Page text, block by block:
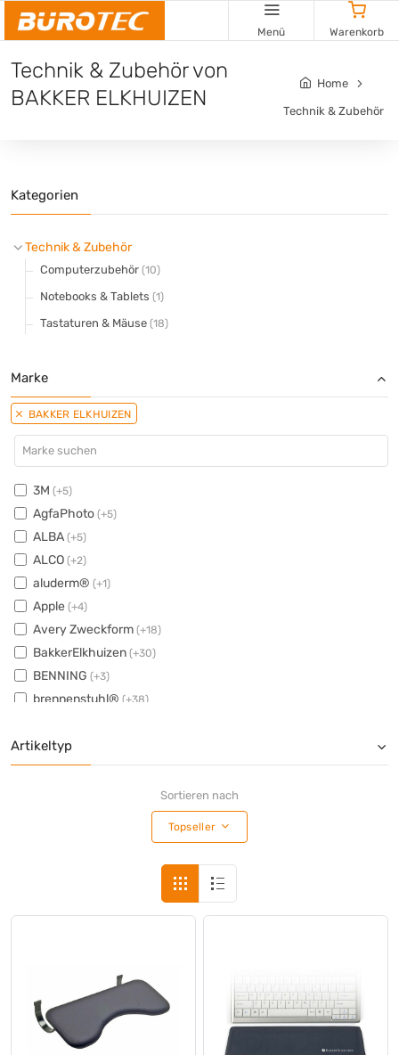
Menü Warenkorb
Technik & Zubehör von
BAKKER ELKHUIZEN
Home
Technik & Zubehör
Kategorien
Technik & Zubehör
Computerzubehör (10)
Notebooks & Tablets (1)
Tastaturen & Mäuse (18)
Marke
BAKKER ELKHUIZEN
3M (+5)
AgfaPhoto (+5)
ALBA (+5)
ALCO (+2)
aluderm® (+1)
Apple (+4)
Avery Zweckform (+18)
BakkerElkhuizen (+30)
BENNING (+3)
brennenstuhl® (+38)
BURG-WÄCHTER
Canon(+20)
Dataflex(+12)
Delock Lighting
Digitus(+1)
Artikeltyp
Sortieren nach
Topseller
Cookie-Einstellungen